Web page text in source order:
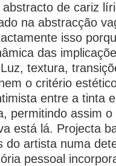
de cariz
na abstracção
isso
das
textura,
o critério
entre a tinta
permitindo assim o
está lá. Projecta
do artista numa
pessoal